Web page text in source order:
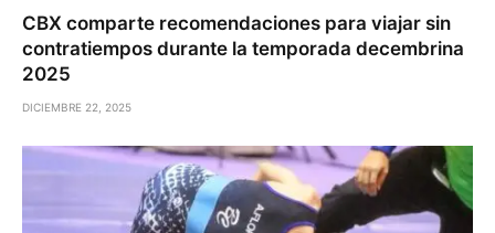
CBX comparte recomendaciones para viajar sin
contratiempos durante la temporada decembrina
2025
DICIEMBRE 22, 2025